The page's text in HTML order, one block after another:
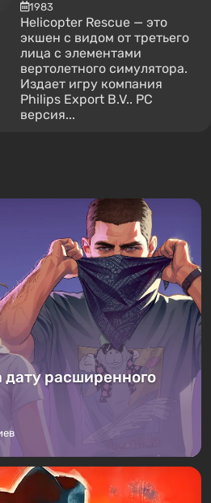
1983
Helicopter Rescue — это
экшен с видом от третьего
лица с элементами
вертолетного симулятора.
Издает игру компания
Philips Export B.V.. PC
версия...
дату расширенного